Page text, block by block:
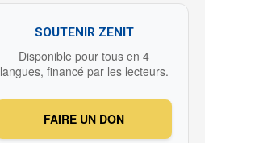
SOUTENIR ZENIT
Disponible pour tous en 4
langues, financé par les lecteurs.
FAIRE UN DON